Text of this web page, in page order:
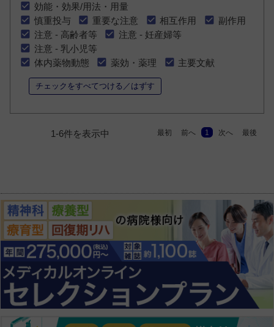
効能・効果/用法・用量
慎重投与
重要な注意 相互作用
副作用
注意 - 高齢者等
注意 - 妊産婦等
注意 - 乳小児等
体内薬物動態
薬効・薬理 主要文献
チェックをすべてつける／はずす
1-6件を表示中 最初 前へ 1 次へ 最後